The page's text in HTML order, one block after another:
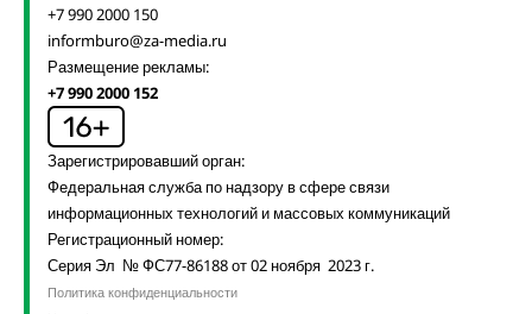
+7 990 2000 150
informburo@za-media.ru
Размещение рекламы:
+7 990 2000 152
Зарегистрировавший орган:
Федеральная служба по надзору в сфере связи
информационных технологий и массовых коммуникаций
Регистрационный номер:
Серия Эл № ФС77-86188 от 02 ноября 2023 г.
Политика конфиденциальности